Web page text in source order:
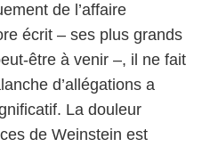
de l’affaire
écrit – ses plus grands
être à venir –, il ne fait
d’allégations a
La douleur
de Weinstein est